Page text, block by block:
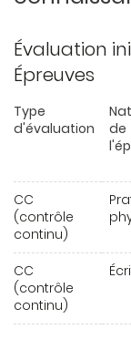
Évaluation
Épreuves
Type
d'évaluation
de
CC
(contrôle
continu)
CC
(contrôle
continu)